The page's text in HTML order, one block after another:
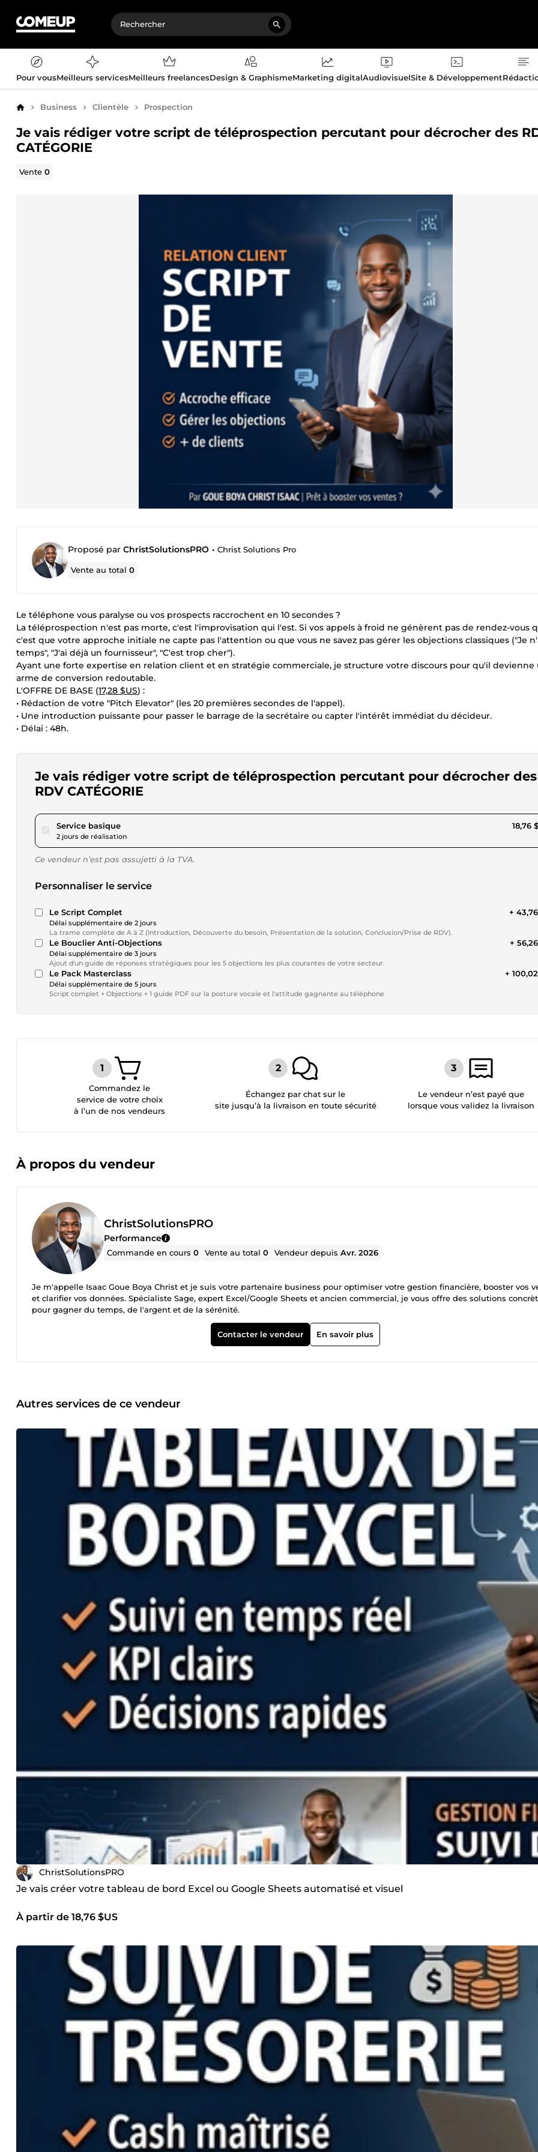
Pour vousMeilleurs servicesMeilleurs freelancesDesign & GraphismeMarketing digitalAudiovisuelSite & Développement
AccueilBusiness Clientèle Prospection
Je vais rédiger votre script de téléprospection percutant pour décrocher des
CATÉGORIE
Vente0
Proposé par ChristSolutionsPRO • Christ Solutions Pro
Vente au total0
Le téléphone vous paralyse ou vos prospects raccrochent en 10 secondes ?
La téléprospection n'est pas morte, c'est l'improvisation qui l'est. Si vos appels à froid ne génèrent pas de rendez-vous
c'est que votre approche initiale ne capte pas l'attention ou que vous ne savez pas gérer les objections classiques ("Je
temps", "J'ai déjà un fournisseur", "C'est trop cher").
Ayant une forte expertise en relation client et en stratégie commerciale, je structure votre discours pour qu'il devienne
arme de conversion redoutable.
L'OFFRE DE BASE (17,28 $US) :
• Rédaction de votre "Pitch Elevator" (les 20 premières secondes de l'appel).
• Une introduction puissante pour passer le barrage de la secrétaire ou capter l'intérêt immédiat du décideur.
• Délai : 48h.
Je vais rédiger votre script de téléprospection percutant pour décrocher des
RDV CATÉGORIE
Service basiquepour 17,28 $US
2 jours de réalisation
18,76
Ce vendeur n’est pas assujetti à la TVA.
Personnaliser le service
Le Script Complet
Délai supplémentaire de 2 jours
La trame complète de A à Z (Introduction, Découverte du besoin, Présentation de la solution, Conclusion/Prise de RDV).
+
Le Bouclier Anti-Objections
Délai supplémentaire de 3 jours
Ajout d'un guide de réponses stratégiques pour les 5 objections les plus courantes de votre secteur.
+
Le Pack Masterclass
Délai supplémentaire de 5 jours
Script complet + Objections + 1 guide PDF sur la posture vocale et l'attitude gagnante au téléphone
+
Commandez le
service de votre choix
à l’un de nos vendeurs
Échangez par chat sur le
site jusqu’à la livraison en toute sécurité
Le vendeur n’est payé que
lorsque vous validez la livraison
À propos du vendeur
ChristSolutionsPRO
Performance
Commande en cours0 Vente au total0 Vendeur depuisAvr. 2026
Je m'appelle Isaac Goue Boya Christ et je suis votre partenaire business pour optimiser votre gestion financière, booster vos
et clarifier vos données. Spécialiste Sage, expert Excel/Google Sheets et ancien commercial, je vous offre des solutions
pour gagner du temps, de l'argent et de la sérénité.
Contacter le vendeur En savoir plus
Autres services de ce vendeur
ChristSolutionsPRO
Je vais créer votre tableau de bord Excel ou Google Sheets automatisé et visuel
À partir de 18,76 $US